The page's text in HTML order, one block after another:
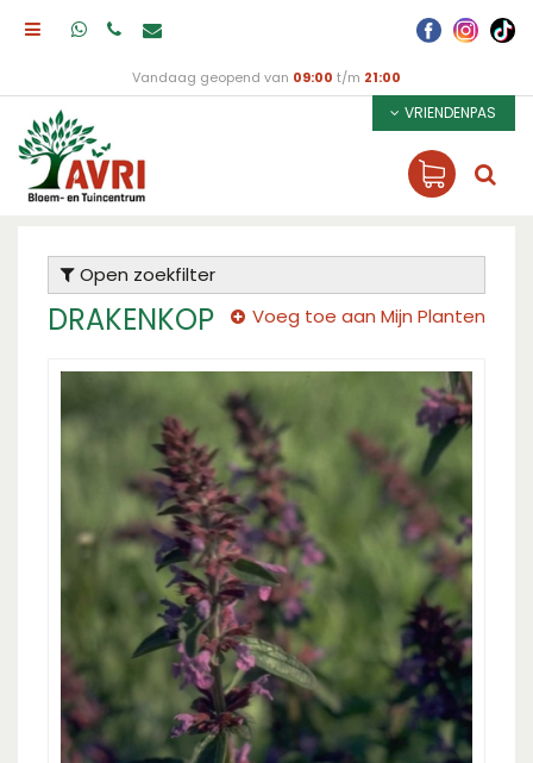
Vandaag geopend van 09:00 t/m 21:00
VRIENDENPAS
Open zoekfilter
DRAKENKOP Voeg toe aan Mijn Planten